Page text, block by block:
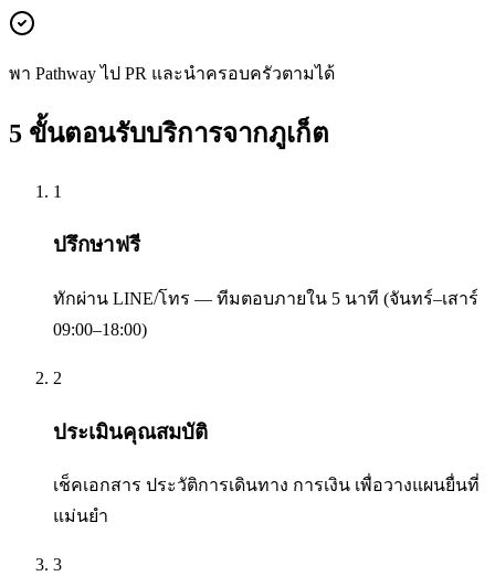
พา Pathway ไป PR และนำครอบครัวตามได้
5 ขั้นตอนรับบริการจากภูเก็ต
1
ปรึกษาฟรี
ทักผ่าน LINE/โทร — ทีมตอบภายใน 5 นาที (จันทร์–เสาร์
09:00–18:00)
2
ประเมินคุณสมบัติ
เช็คเอกสาร ประวัติการเดินทาง การเงิน เพื่อวางแผนยื่นที่
แม่นยำ
3